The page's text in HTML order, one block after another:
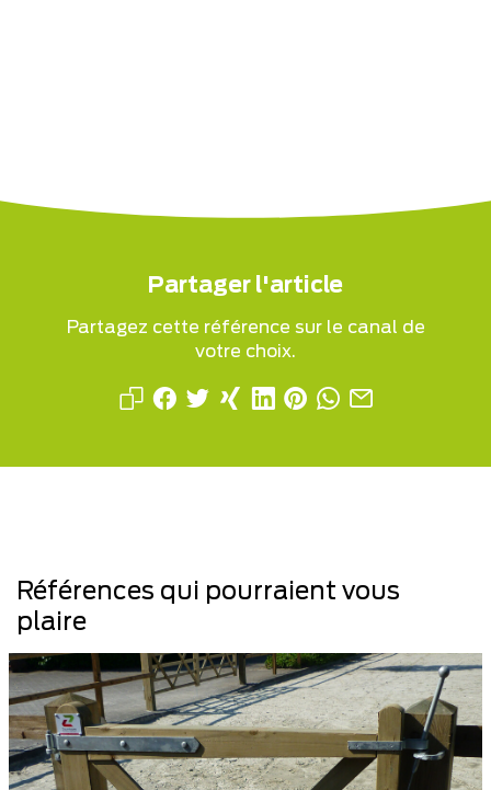
Partager l'article
Partagez cette référence sur le canal de
votre choix.
Références qui pourraient vous
plaire